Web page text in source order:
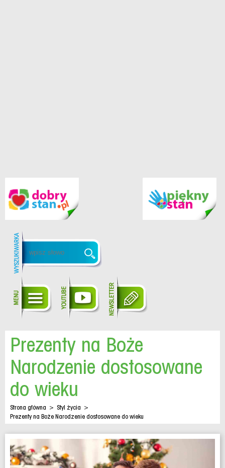
Prezenty na Boże
Narodzenie dostosowane
do wieku
Strona główna > Styl życia >
Prezenty na Boże Narodzenie dostosowane do wieku